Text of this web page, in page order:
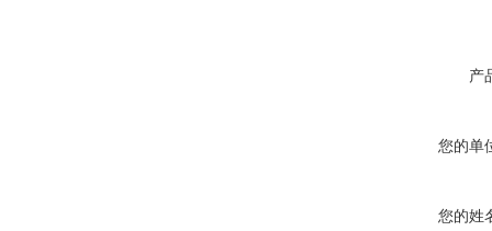
产
您的单
您的姓